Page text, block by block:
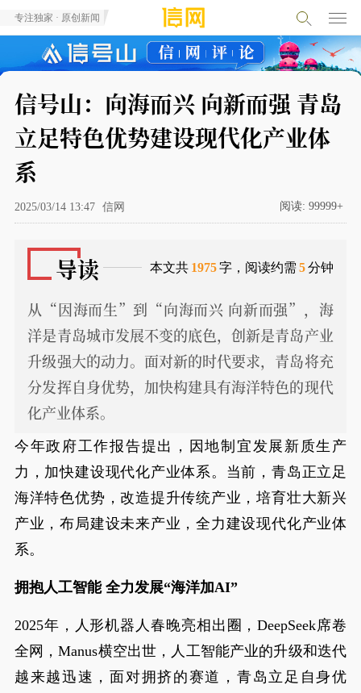
专注独家 · 原创新闻
信号山：向海而兴 向新而强 青岛
立足特色优势建设现代化产业体
系
2025/03/14 13:47 信网 阅读: 99999+
导读 本文共 1975字，阅读约需 5分钟
从“因海而生”到“向海而兴 向新而强”，海
洋是青岛城市发展不变的底色，创新是青岛产业
升级强大的动力。面对新的时代要求，青岛将充
分发挥自身优势，加快构建具有海洋特色的现代
化产业体系。
今年政府工作报告提出，因地制宜发展新质生产
力，加快建设现代化产业体系。当前，青岛正立足
海洋特色优势，改造提升传统产业，培育壮大新兴
产业，布局建设未来产业，全力建设现代化产业体
系。
拥抱人工智能 全力发展“海洋加AI”
2025年，人形机器人春晚亮相出圈，DeepSeek席卷
全网，Manus横空出世，人工智能产业的升级和迭代
越来越迅速，面对拥挤的赛道，青岛立足自身优